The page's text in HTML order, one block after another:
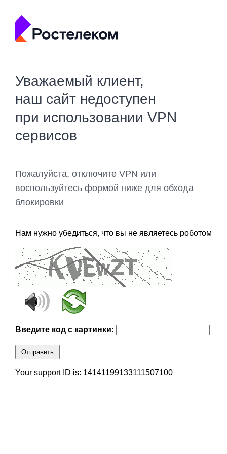
Уважаемый клиент,
наш сайт недоступен
при использовании VPN
сервисов
Пожалуйста, отключите VPN или
воспользуйтесь формой ниже для обхода
блокировки
Нам нужно убедиться, что вы не являетесь роботом
Введите код с картинки:
Отправить
Your support ID is: 14141199133111507100